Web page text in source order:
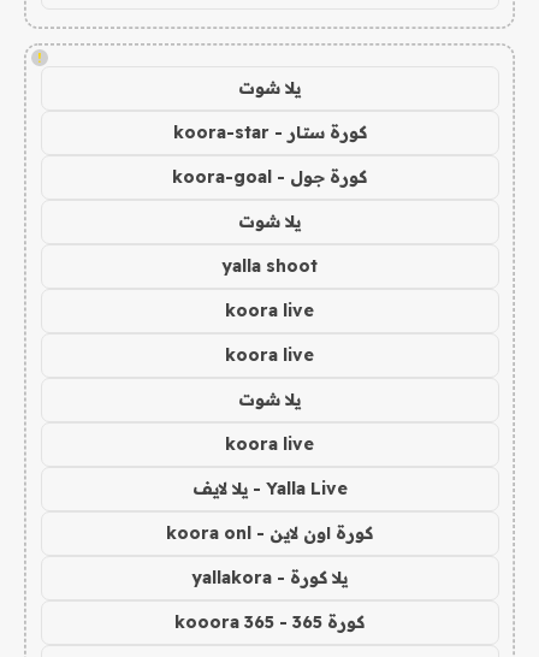
!
يلا شوت
كورة ستار - koora-star
كورة جول - koora-goal
يلا شوت
yalla shoot
koora live
koora live
يلا شوت
koora live
Yalla Live - يلا لايف
كورة اون لاين - koora onl
يلا كورة - yallakora
كورة 365 - kooora 365